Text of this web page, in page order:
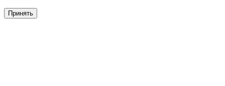
Принять